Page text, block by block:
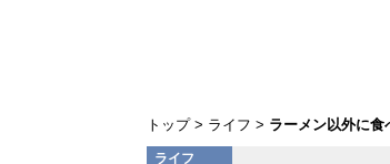
トップ ライフ ラーメン以外に
ライフ